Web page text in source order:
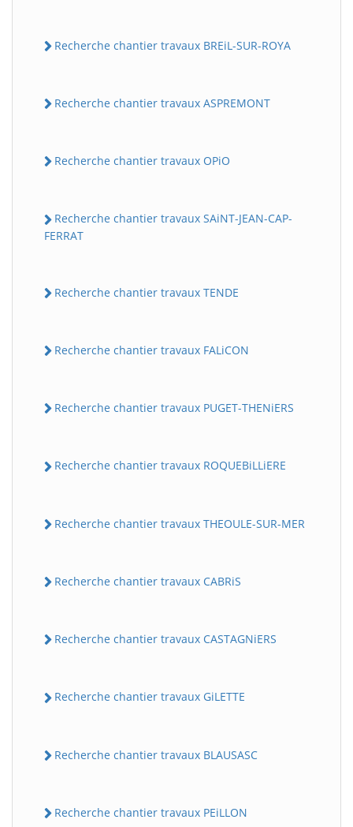
Recherche chantier travaux BREiL-SUR-ROYA
Recherche chantier travaux ASPREMONT
Recherche chantier travaux OPiO
Recherche chantier travaux SAiNT-JEAN-CAP-
FERRAT
Recherche chantier travaux TENDE
Recherche chantier travaux FALiCON
Recherche chantier travaux PUGET-THENiERS
Recherche chantier travaux ROQUEBiLLiERE
Recherche chantier travaux THEOULE-SUR-MER
Recherche chantier travaux CABRiS
Recherche chantier travaux CASTAGNiERS
Recherche chantier travaux GiLETTE
Recherche chantier travaux BLAUSASC
Recherche chantier travaux PEiLLON